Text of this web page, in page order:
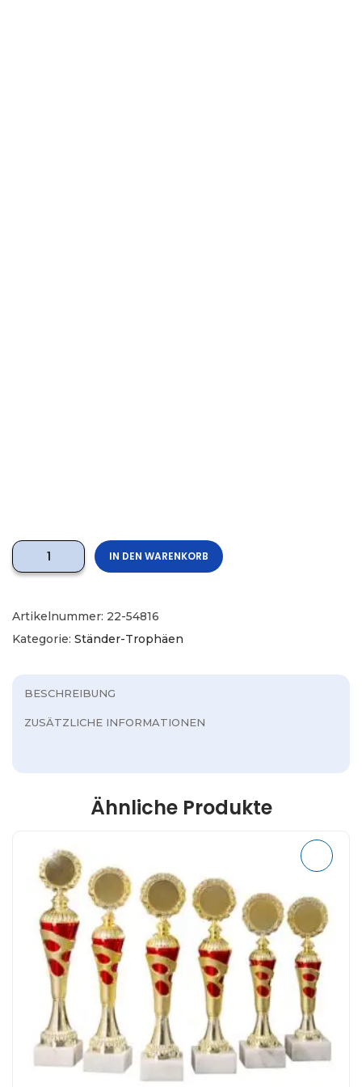
IN DEN WARENKORB
Artikelnummer: 22-54816
Kategorie: Ständer-Trophäen
BESCHREIBUNG
ZUSÄTZLICHE INFORMATIONEN
Ähnliche Produkte